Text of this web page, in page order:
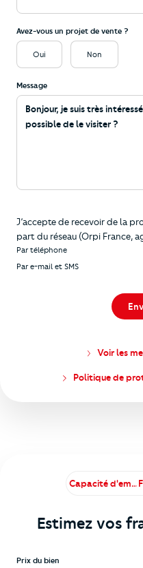
Avez-vous un projet de vente ?
Oui Non
Message
J’accepte de recevoir de la
part du réseau (Orpi France,
Par téléphone
Par e-mail et SMS
Voir les
Politique de
Capacité
Estimez vos
Prix du bien